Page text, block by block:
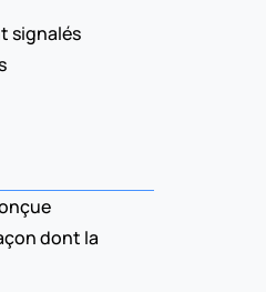
signalés
dont la